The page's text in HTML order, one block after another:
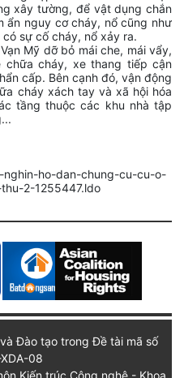
xây tường, để vật dụng chắn
ẩn nguy cơ cháy, nổ cũng như
sự cố cháy, nổ xảy ra.
Mỹ dỡ bỏ mái che, mái vẩy,
chữa cháy, xe thang tiếp cận
cấp. Bên cạnh đó, vận động
cháy xách tay và xã hội hóa
tầng thuộc các khu nhà tập
ho-dan-chung-cu-cu-o-
2-1255447.ldo
Đào tạo trong Đề tài mã số
08
Kiến trúc Công nghệ - Khoa